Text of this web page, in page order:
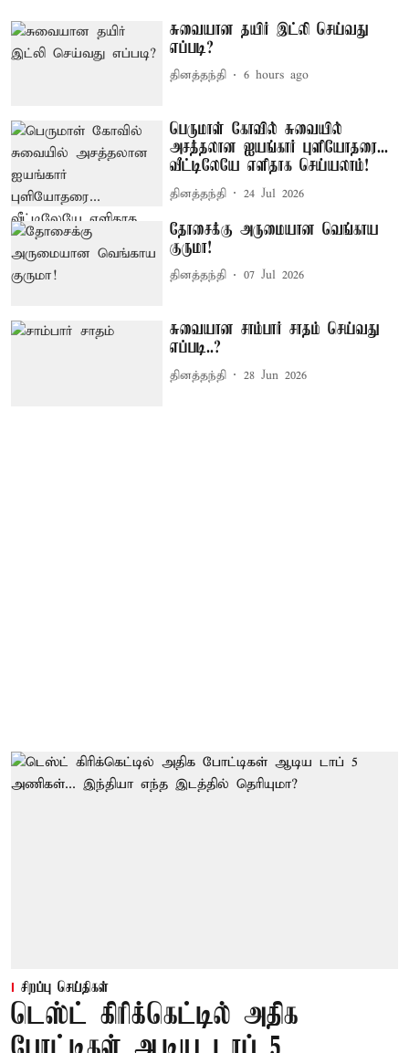
சுவையான தயிர் இட்லி செய்வது
எப்படி?
தினத்தந்தி 6 hours ago
பெருமாள் கோவில் சுவையில்
அசத்தலான ஐயங்கார் புளியோதரை...
வீட்டிலேயே எளிதாக செய்யலாம்!
தினத்தந்தி 24 Jul 2026
தோசைக்கு அருமையான வெங்காய
குருமா!
தினத்தந்தி 07 Jul 2026
சுவையான சாம்பார் சாதம் செய்வது
எப்படி..?
தினத்தந்தி 28 Jun 2026
சிறப்பு செய்திகள்
டெஸ்ட் கிரிக்கெட்டில் அதிக